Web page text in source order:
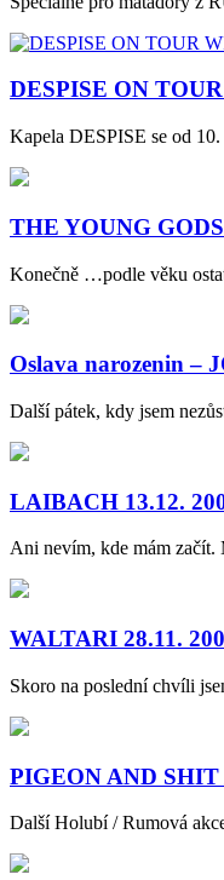
DESPISE ON
Kapela DESPISE se od
THE YOUNG
Konečně …podle věku
Oslava narozenin –
Další pátek, kdy jsem
LAIBACH 13.12.
Ani nevím, kde mám začít.
WALTARI 28.11.
Skoro na poslední chvíli
PIGEON AND
Další Holubí / Rumová